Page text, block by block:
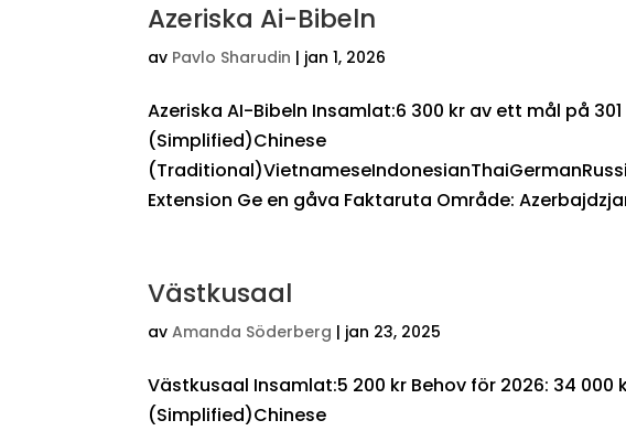
Azeriska Ai-Bibeln
av Pavlo Sharudin | jan 1, 2026
Azeriska AI-Bibeln Insamlat:6 300 kr av ett mål på
(Simplified)Chinese
Extension Ge en gåva Faktaruta Område:
Västkusaal
avAmanda Söderberg | jan 23, 2025
Västkusaal Insamlat:5 200 kr Behov för 2026: 34 000
(Simplified)Chinese